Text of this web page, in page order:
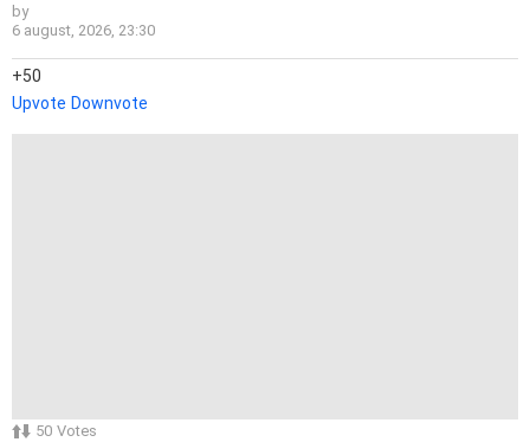
by
6 august, 2026, 23:30
50
Upvote Downvote
50 Votes